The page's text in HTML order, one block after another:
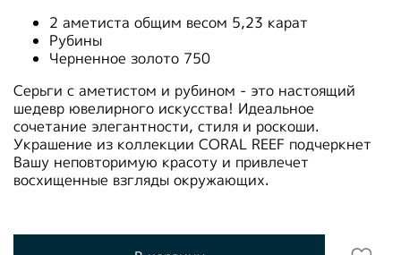
2 аметиста общим весом 5,23 карат
Рубины
Черненное золото 750
Серьги с аметистом и рубином - это настоящий
шедевр ювелирного искусства! Идеальное
сочетание элегантности, стиля и роскоши.
Украшение из коллекции CORAL REEF подчеркнет
Вашу неповторимую красоту и привлечет
восхищенные взгляды окружающих.